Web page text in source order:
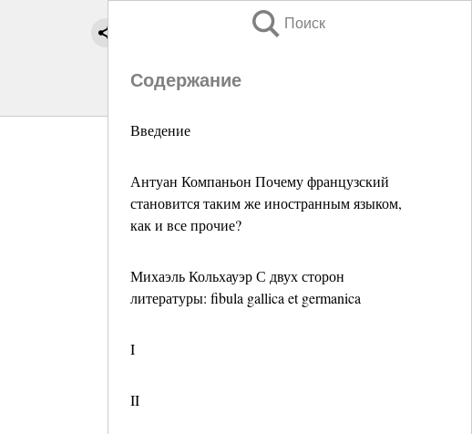
Поиск
Содержание
Введение
Антуан Компаньон Почему французский
становится таким же иностранным языком,
как и все прочие?
Михаэль Кольхауэр С двух сторон
литературы: fibula gallica et germanica
I
II